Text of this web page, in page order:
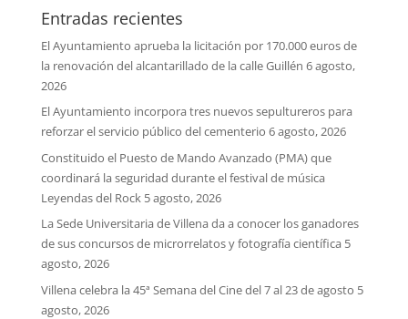
Entradas recientes
El Ayuntamiento aprueba la licitación por 170.000 euros de
la renovación del alcantarillado de la calle Guillén 6 agosto,
2026
El Ayuntamiento incorpora tres nuevos sepultureros para
reforzar el servicio público del cementerio 6 agosto, 2026
Constituido el Puesto de Mando Avanzado (PMA) que
coordinará la seguridad durante el festival de música
Leyendas del Rock 5 agosto, 2026
La Sede Universitaria de Villena da a conocer los ganadores
de sus concursos de microrrelatos y fotografía científica 5
agosto, 2026
Villena celebra la 45ª Semana del Cine del 7 al 23 de agosto 5
agosto, 2026